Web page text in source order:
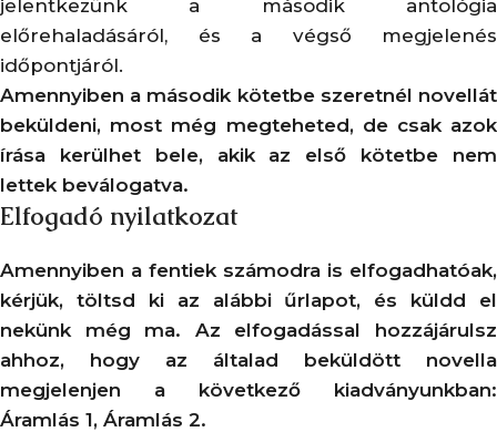
jelentkezünk a második antológia
előrehaladásáról, és a végső megjelenés
időpontjáról.
Amennyiben a második kötetbe szeretnél novellát
beküldeni, most még megteheted, de csak azok
írása kerülhet bele, akik az első kötetbe nem
lettek beválogatva.
Elfogadó nyilatkozat
Amennyiben a fentiek számodra is elfogadhatóak,
kérjük, töltsd ki az alábbi űrlapot, és küldd el
nekünk még ma. Az elfogadással hozzájárulsz
ahhoz, hogy az általad beküldött novella
megjelenjen a következő kiadványunkban:
Áramlás 1, Áramlás 2.